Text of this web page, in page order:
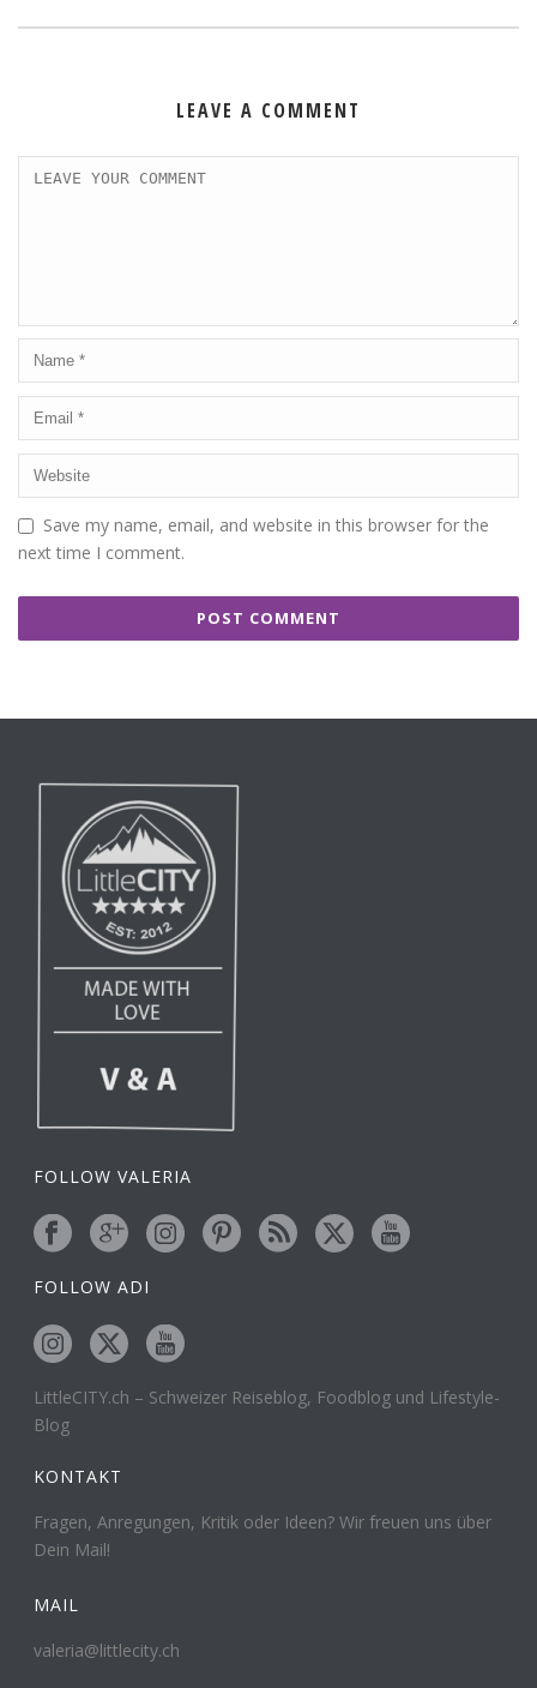
LEAVE A COMMENT
Save my name, email, and website in this browser for the
next time I comment.
FOLLOW VALERIA
FOLLOW ADI
LittleCITY.ch – Schweizer Reiseblog, Foodblog und Lifestyle-
Blog
KONTAKT
Fragen, Anregungen, Kritik oder Ideen? Wir freuen uns über
Dein Mail!
MAIL
valeria@littlecity.ch